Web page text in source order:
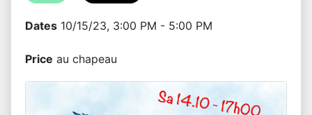
Dates 10/15/23, 3:00 PM - 5:00 PM
Price au chapeau